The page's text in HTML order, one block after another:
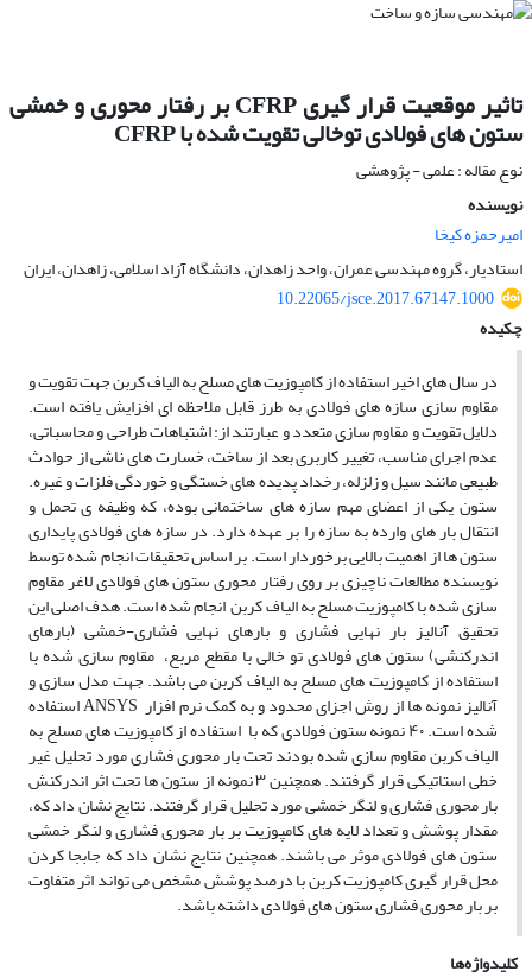
تاثیر موقعیت قرار گیری CFRP بر رفتار محوری و خمشی
ستون های فولادی توخالی تقویت شده با CFRP
نوع مقاله : علمی - پژوهشی
نویسنده
امیرحمزه کیخا
استادیار، گروه مهندسی عمران، واحد زاهدان، دانشگاه آزاد اسلامی، زاهدان، ایران
10.22065/jsce.2017.67147.1000
چکیده
در سال های اخیر استفاده از کامپوزیت های مسلح به الیاف کربن جهت تقویت و
مقاوم سازی سازه های فولادی به طرز قابل ملاحظه ای افزایش یافته است.
دلایل تقویت و مقاوم سازی متعدد و عبارتند از: اشتباهات طراحی و محاسباتی،
عدم اجرای مناسب، تغییر کاربری بعد از ساخت، خسارت های ناشی از حوادث
طبیعی مانند سیل و زلزله، رخداد پدیده های خستگی و خوردگی فلزات و غیره.
ستون یکی از اعضای مهم سازه های ساختمانی بوده، که وظیفه ی تحمل و
انتقال بار های وارده به سازه را بر عهده دارد. در سازه های فولادی پایداری
ستون ها از اهمیت بالایی برخوردار است. بر اساس تحقیقات انجام شده توسط
نویسنده مطالعات ناچیزی بر روی رفتار محوری ستون های فولادی لاغر مقاوم
سازی شده با کامپوزیت مسلح به الیاف کربن انجام شده است. هدف اصلی این
تحقیق آنالیز بار نهایی فشاری و بارهای نهایی فشاری-خمشی (بارهای
اندرکنشی) ستون های فولادی تو خالی با مقطع مربع، مقاوم سازی شده با
استفاده از کامپوزیت های مسلح به الیاف کربن می باشد. جهت مدل سازی و
آنالیز نمونه ها از روش اجزای محدود و به کمک نرم افزار ANSYS استفاده
شده است. ۴۰ نمونه ستون فولادی که با استفاده از کامپوزیت های مسلح به
الیاف کربن مقاوم سازی شده بودند تحت بار محوری فشاری مورد تحلیل غیر
خطی استاتیکی قرار گرفتند. همچنین ۳ نمونه از ستون ها تحت اثر اندرکنش
بار محوری فشاری و لنگر خمشی مورد تحلیل قرار گرفتند. نتایج نشان داد که،
مقدار پوشش و تعداد لایه های کامپوزیت بر بار محوری فشاری و لنگر خمشی
ستون های فولادی موثر می باشند. همچنین نتایج نشان داد که جابجا کردن
محل قرار گیری کامپوزیت کربن با درصد پوشش مشخص می تواند اثر متفاوت
بر بار محوری فشاری ستون های فولادی داشته باشد.
کلیدواژه‌ها